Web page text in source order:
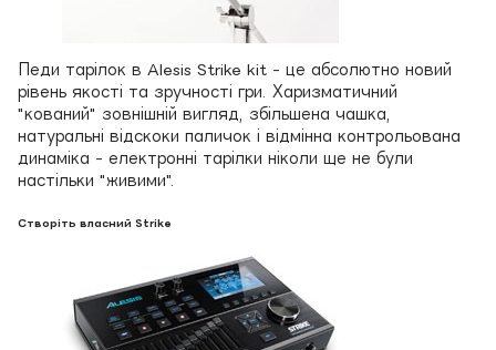
Педи тарілок в Alesis Strike kit - це абсолютно новий
рівень якості та зручності гри. Харизматичний
"кований" зовнішній вигляд, збільшена чашка,
натуральні відскоки паличок і відмінна контрольована
динаміка - електронні тарілки ніколи ще не були
настільки "живими".
Створіть власний Strike